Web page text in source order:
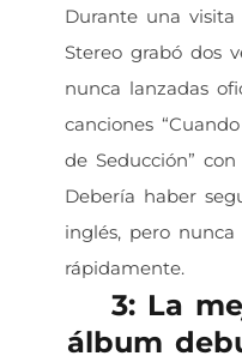
Durante una visita
Stereo grabó dos
nunca lanzadas
canciones
de Seducción”
Debería haber
inglés, pero
rápidamente.
3: La
álbum